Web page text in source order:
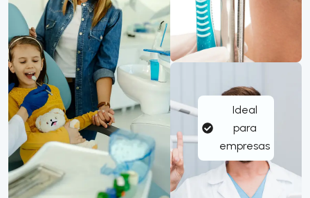
Ideal
para
empresas